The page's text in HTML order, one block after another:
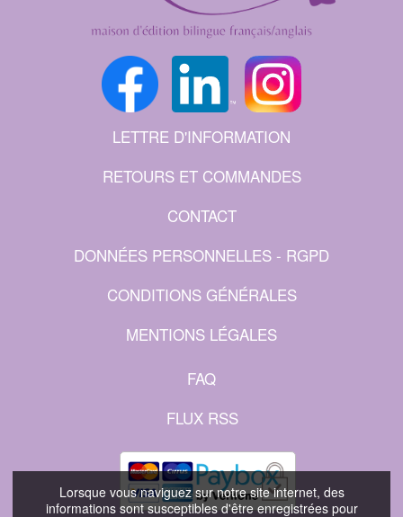
Lorsque vous naviguez sur notre site internet, des
informations sont susceptibles d'être enregistrées pour
LETTRE D'INFORMATION
RETOURS ET COMMANDES
CONTACT
DONNÉES PERSONNELLES - RGPD
CONDITIONS GÉNÉRALES
MENTIONS LÉGALES
FAQ
FLUX RSS